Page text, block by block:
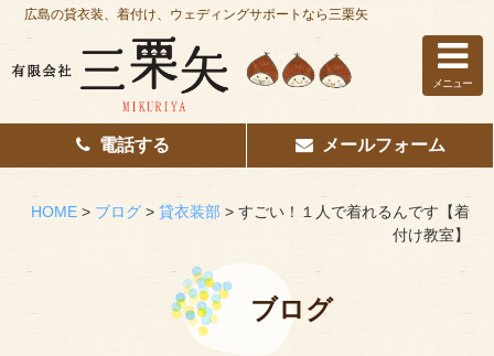
ホーム
はじめての方へ
広島の貸衣装、着付け、ウェディングサポートなら三栗矢
メニュー
電話する メールフォーム
HOME> ブログ> 貸衣装部 > すごい！１人で着れるんです【着
付け教室】
ブログ